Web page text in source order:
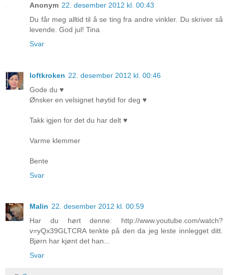
Anonym 22. desember 2012 kl. 00:43
Du får meg alltid til å se ting fra andre vinkler. Du skriver så
levende. God jul! Tina
Svar
loftkroken 22. desember 2012 kl. 00:46
Gode du ♥
Ønsker en velsignet høytid for deg ♥
Takk igjen for det du har delt ♥
Varme klemmer
Bente
Svar
Malin 22. desember 2012 kl. 00:59
Har du hørt denne: http://www.youtube.com/watch?
v=yQx39GLTCRA tenkte på den da jeg leste innlegget ditt.
Bjørn har kjønt det han...
Svar